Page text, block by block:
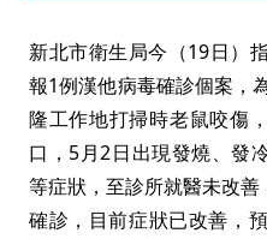
新北市衛生局今（19日）
報1例漢他病毒確診個案，
隆工作地打掃時老鼠咬傷
口，5月2日出現發燒、發
等症狀，至診所就醫未改
確診，目前症狀已改善，